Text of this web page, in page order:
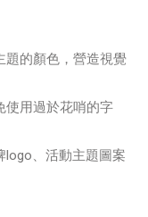
題的顏色，營造視覺
使用過於花哨的字
logo、活動主題圖案